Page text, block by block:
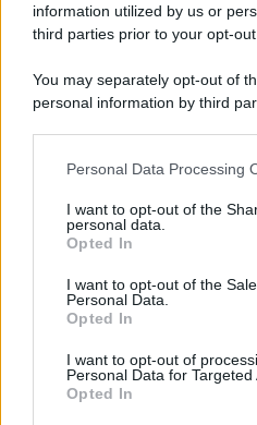
information utilized by us or
third parties prior to your opt-out.
You may separately opt-out of
personal information by third
This information may also be
disclose it to other third parties.
Please note that this website/
services and may gather and
not limited to your visit or usage
grant or deny consent to
consent section.
Personal Data Processing
I want to opt-out of the
personal data.
Opted In
I want to opt-out of the
Personal Data.
Opted In
I want to opt-out of
Personal Data for Targeted
Opted In
Dai campioni dello sport ai
che hanno segnato la cultura
L'evento /
Cent'anni di
spettacolo di Zeffirelli
Il festival /"Logos. Parole dal
Il commento /Immigrazione:
sale la tensione politica